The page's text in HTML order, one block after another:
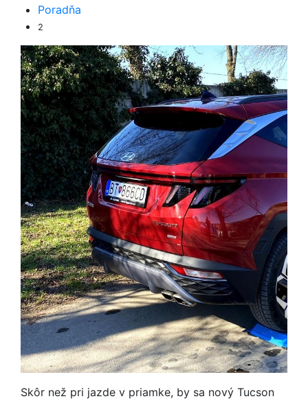
Poradňa
2
Skôr než pri jazde v priamke, by sa nový Tucson